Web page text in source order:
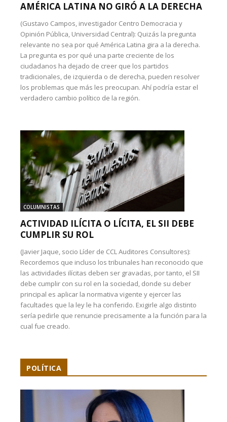
AMÉRICA LATINA NO GIRÓ A LA DERECHA
(Gustavo Campos, investigador Centro Democracia y
Opinión Pública, Universidad Central): Quizás la pregunta
relevante no sea por qué América Latina gira a la derecha.
La pregunta es por qué una parte creciente de los
ciudadanos ha dejado de creer que los partidos
tradicionales, de izquierda o de derecha, pueden resolver
los problemas que más les preocupan. Ahí podría estar el
verdadero cambio político de la región.
COLUMNISTAS
ACTIVIDAD ILÍCITA O LÍCITA, EL SII DEBE
CUMPLIR SU ROL
(Javier Jaque, socio Líder de CCL Auditores Consultores):
Recordemos que incluso los tribunales han reconocido que
las actividades ilícitas deben ser gravadas, por tanto, el SII
debe cumplir con su rol en la sociedad, donde su deber
principal es aplicar la normativa vigente y ejercer las
facultades que la ley le ha conferido. Exigirle algo distinto
sería pedirle que renuncie precisamente a la función para la
cual fue creado.
POLÍTICA